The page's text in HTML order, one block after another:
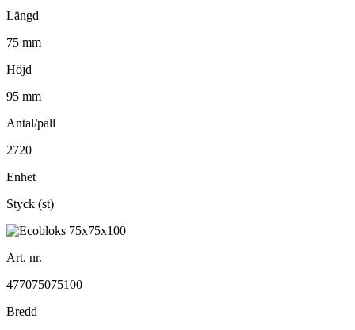
Längd
75 mm
Höjd
95 mm
Antal/pall
2720
Enhet
Styck (st)
Art. nr.
477075075100
Bredd